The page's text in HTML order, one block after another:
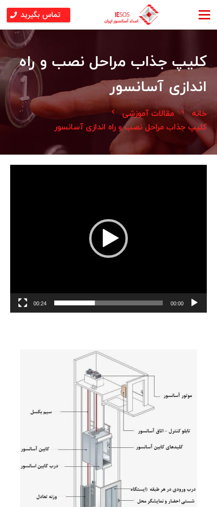
تماس بگیرید
کلیپ جذاب مراحل نصب و راه
اندازی آسانسور
خانه chevron_left مقالات آموزشی chevron_left
کلیپ جذاب مراحل نصب و راه اندازی آسانسور
00:00
00:24